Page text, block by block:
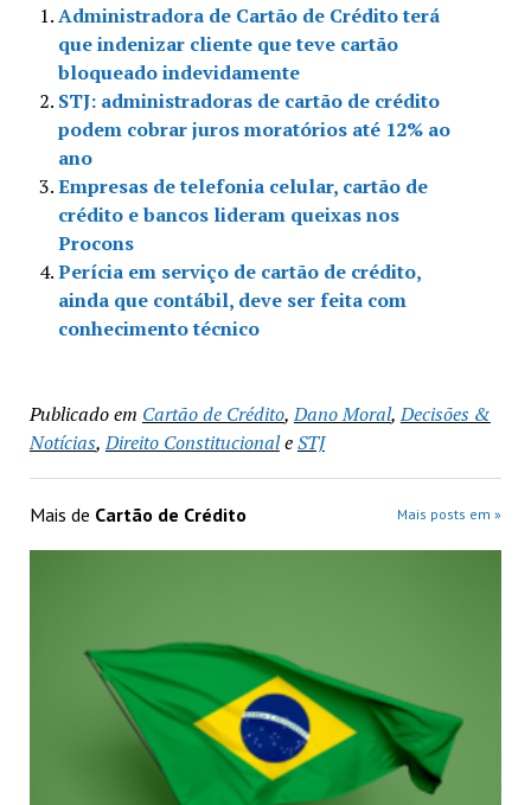
Administradora de Cartão de Crédito terá
que indenizar cliente que teve cartão
bloqueado indevidamente
STJ: administradoras de cartão de crédito
podem cobrar juros moratórios até 12% ao
ano
Empresas de telefonia celular, cartão de
crédito e bancos lideram queixas nos
Procons
Perícia em serviço de cartão de crédito,
ainda que contábil, deve ser feita com
conhecimento técnico
Publicado em Cartão de Crédito,Dano Moral,Decisões &
Notícias,Direito ConstitucionaleSTJ
Mais de Cartão de Crédito Mais posts em »